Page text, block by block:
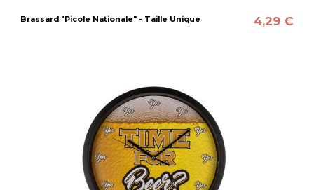
Brassard "Picole Nationale" - Taille Unique 4,29 €